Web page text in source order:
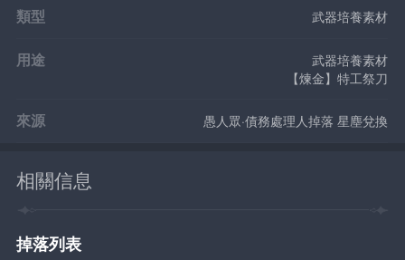
類型 武器培養素材
用途
武器培養素材
【煉金】特工祭刀
來源 愚人眾·債務處理人掉落 星塵兌換
相關信息
掉落列表